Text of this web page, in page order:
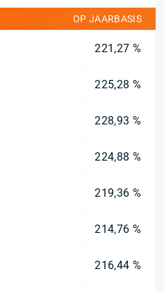
OP JAARBASIS
221,27 %
225,28 %
228,93 %
224,88 %
219,36 %
214,76 %
216,44 %